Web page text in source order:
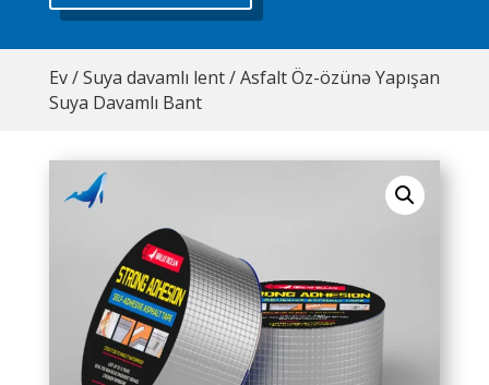
Ev/Suya davamlı lent/ Asfalt Öz-özünə Yapışan
Suya Davamlı Bant